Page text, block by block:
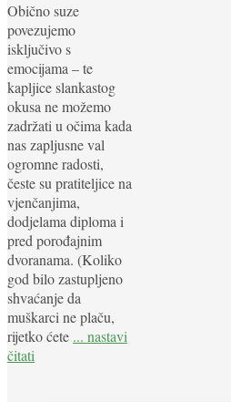
Obično suze
povezujemo
isključivo s
emocijama – te
kapljice slankastog
okusa ne možemo
zadržati u očima kada
nas zapljusne val
ogromne radosti,
česte su pratiteljice na
vjenčanjima,
dodjelama diploma i
pred porođajnim
dvoranama. (Koliko
god bilo zastupljeno
shvaćanje da
muškarci ne plaču,
rijetko ćete ... nastavi
čitati